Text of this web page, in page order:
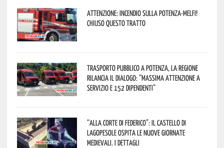
Attenzione: incendio sulla Potenza-Melfi!
Chiuso questo tratto
Trasporto pubblico a Potenza, la Regione
rilancia il dialogo: “Massima attenzione a
servizio e 152 dipendenti”
“Alla corte di Federico”: il Castello di
Lagopesole ospita le nuove Giornate
Medievali. I dettagli